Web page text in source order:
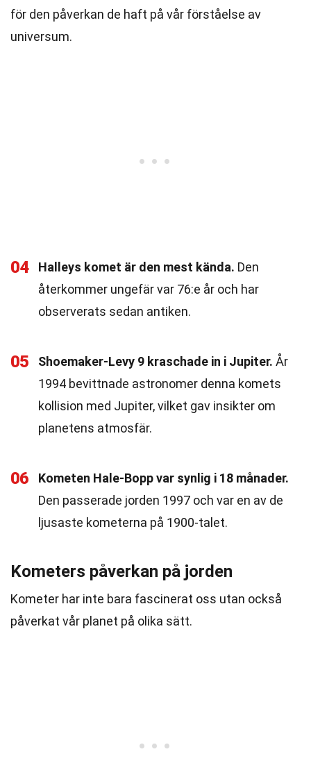
för den påverkan de haft på vår förståelse av
universum.
04 Halleys komet är den mest kända. Den
återkommer ungefär var 76:e år och har
observerats sedan antiken.
05 Shoemaker-Levy 9 kraschade in i Jupiter. År
1994 bevittnade astronomer denna komets
kollision med Jupiter, vilket gav insikter om
planetens atmosfär.
06
Kometen Hale-Bopp var synlig i 18 månader.
Den passerade jorden 1997 och var en av de
ljusaste kometerna på 1900-talet.
Kometers påverkan på jorden
Kometer har inte bara fascinerat oss utan också
påverkat vår planet på olika sätt.